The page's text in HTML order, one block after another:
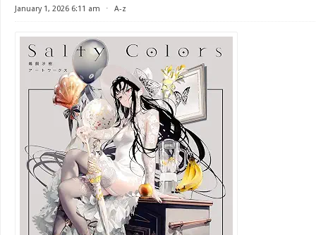
January 1, 2026 6:11 am ⋅ A-z